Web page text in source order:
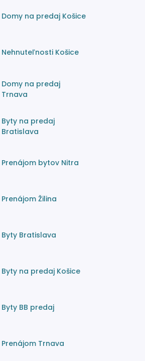
Domy na predaj Košice
Nehnuteľnosti Košice
Domy na predaj
Trnava
Byty na predaj
Bratislava
Prenájom bytov Nitra
Prenájom Žilina
Byty Bratislava
Byty na predaj Košice
Byty BB predaj
Prenájom Trnava